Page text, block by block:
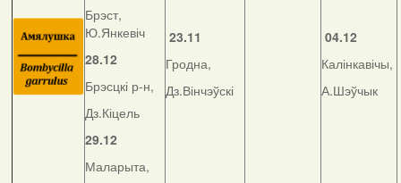
Брэст,
Ю.Янкевіч
28.12
Брэсцкі р-н,
Дз.Кіцель
29.12
Маларыта,
23.11
Гродна,
Дз.Вінчэўскі
04.12
Калінкавічы,
А.Шэўчык